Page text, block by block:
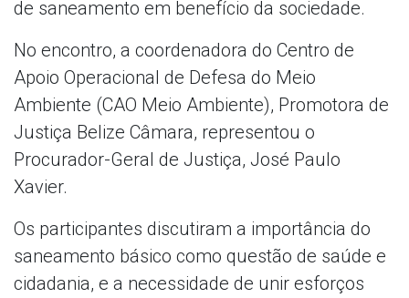
de saneamento em benefício da sociedade.
No encontro, a coordenadora do Centro de
Apoio Operacional de Defesa do Meio
Ambiente (CAO Meio Ambiente), Promotora de
Justiça Belize Câmara, representou o
Procurador-Geral de Justiça, José Paulo
Xavier.
Os participantes discutiram a importância do
saneamento básico como questão de saúde e
cidadania, e a necessidade de unir esforços